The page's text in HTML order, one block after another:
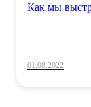
Как мы
01.08.2022